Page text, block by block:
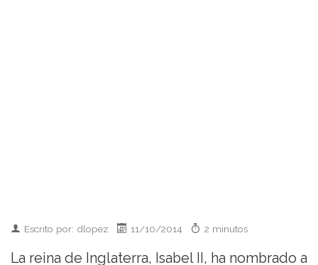
Escrito por: dlopez 11/10/2014 2 minutos
La reina de Inglaterra, Isabel II, ha nombrado a